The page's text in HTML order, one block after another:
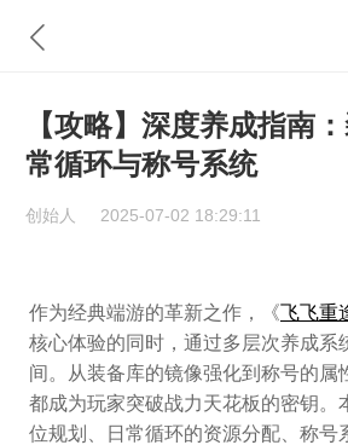
【攻略】深度养成指南
常循环与称号系统
创始人 2025-07-02 18:29:11
作为经典端游的革新之作，《飞飞重
核心体验的同时，通过多层次养成系
间。从装备库的镜像强化到称号的属
都成为玩家突破战力天花板的密钥。
位规划、日常循环的资源分配、称号